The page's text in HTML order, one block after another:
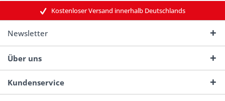
Kostenloser Versand innerhalb Deutschlands
Newsletter
Über uns
Kundenservice